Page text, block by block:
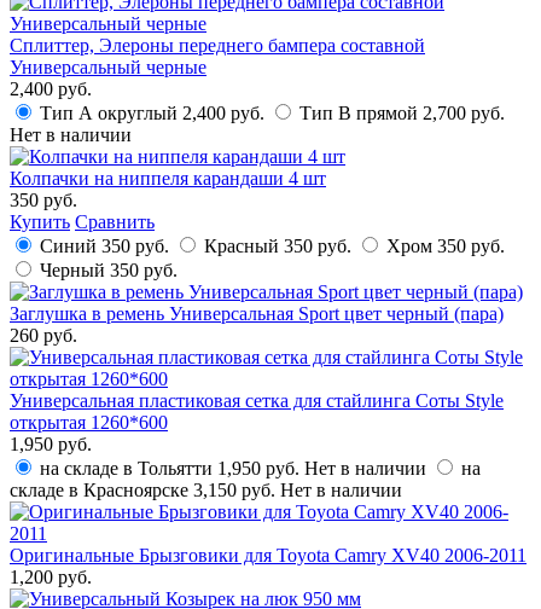
Сплиттер, Элероны переднего бампера составной
Универсальный черные
2,400 руб.
Тип А округлый 2,400 руб. Тип B прямой 2,700 руб.
Нет в наличии
Колпачки на ниппеля карандаши 4 шт
350 руб.
Купить Сравнить
Синий 350 руб. Красный 350 руб. Хром 350 руб.
Черный 350 руб.
Заглушка в ремень Универсальная Sport цвет черный (пара)
260 руб.
Универсальная пластиковая сетка для стайлинга Соты Style
открытая 1260*600
1,950 руб.
на складе в Тольятти 1,950 руб. Нет в наличии
на
складе в Красноярске 3,150 руб. Нет в наличии
Оригинальные Брызговики для Toyota Camry XV40 2006-2011
1,200 руб.